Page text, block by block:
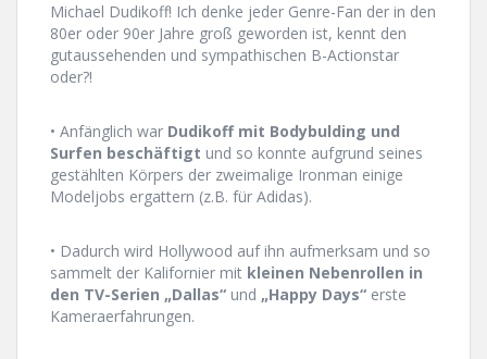
Michael Dudikoff! Ich denke jeder Genre-Fan der in den
80er oder 90er Jahre groß geworden ist, kennt den
gutaussehenden und sympathischen B-Actionstar
oder?!
• Anfänglich war Dudikoff mit Bodybulding und
Surfen beschäftigt und so konnte aufgrund seines
gestählten Körpers der zweimalige Ironman einige
Modeljobs ergattern (z.B. für Adidas).
• Dadurch wird Hollywood auf ihn aufmerksam und so
sammelt der Kalifornier mit kleinen Nebenrollen in
den TV-Serien „Dallas“ und „Happy Days“ erste
Kameraerfahrungen.